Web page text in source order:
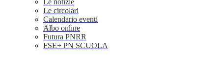
Le notizie
Le circolari
Calendario eventi
Albo online
Futura PNRR
FSE+ PN SCUOLA